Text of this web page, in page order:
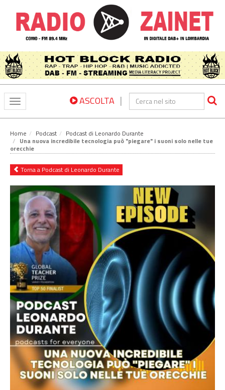
Toggle
navigation
ASCOLTA |
Home Podcast Podcast di Leonardo Durante
Una nuova incredibile tecnologia può "piegare" i suoni solo nelle tue
orecchie
Torna a Podcast di Leonardo Durante